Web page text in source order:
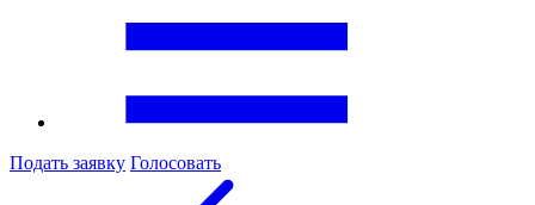
Подать заявку Голосовать